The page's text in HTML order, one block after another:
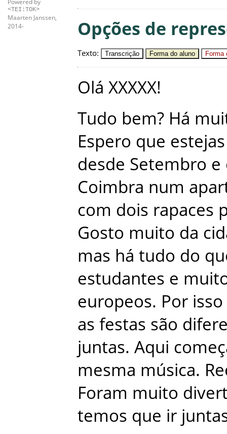
Powered by
<TEI:TOK>
Maarten Janssen,
2014-
Opções de
Texto: Transcrição Forma do aluno Forma
Olá XXXXX!
Tudo bem? Há
Espero que estejas
desde Setembro e
Coimbra num
com dois rapaces
Gosto muito da
mas há tudo do
estudantes e
europeos. Por isso
as festas são
juntas. Aqui
mesma música.
Foram muito
temos que ir